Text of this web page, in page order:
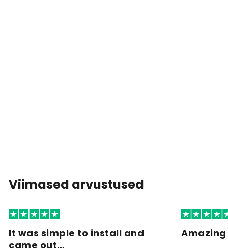
Viimased arvustused
It was simple to install and
came out…